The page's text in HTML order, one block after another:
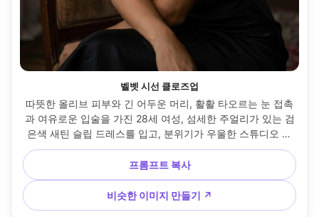
벨벳 시선 클로즈업
따뜻한 올리브 피부와 긴 어두운 머리, 활활 타오르는 눈 접촉
과 여유로운 입술을 가진 28세 여성, 섬세한 주얼리가 있는 검
은색 새틴 슬립 드레스를 입고, 분위기가 우울한 스튜디오 세
트의 빈티지 의자에 앉아, 미묘한 채우기가 있는 부드러운 창
문 조명, 85mm f/1.4의 얕은 피사계 깊이, 타이트한 클로즈업
프레임, 친밀한 자신감 있는 분위기, 사실적인 피부 질감, 자연
스러운 그림자, 편집 색상 등급, 초선명한 초점, 고해상도 --ar
4:5
프롬프트 복사
비슷한 이미지 만들기 ↗